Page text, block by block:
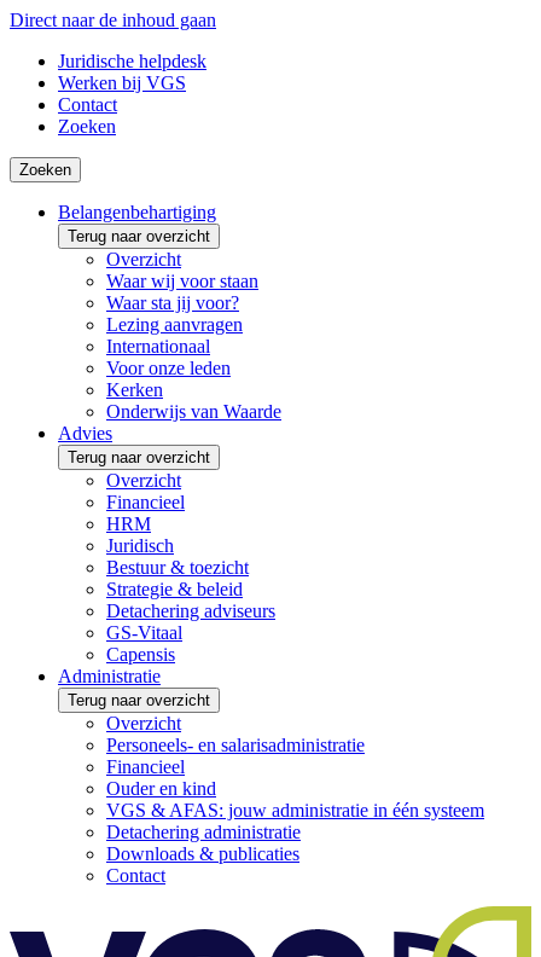
Direct naar de inhoud gaan
Juridische helpdesk
Werken bij VGS
Contact
Zoeken
Zoeken
Belangenbehartiging
Terug naar overzicht
Overzicht
Waar wij voor staan
Waar sta jij voor?
Lezing aanvragen
Internationaal
Voor onze leden
Kerken
Onderwijs van Waarde
Advies
Terug naar overzicht
Overzicht
Financieel
HRM
Juridisch
Bestuur & toezicht
Strategie & beleid
Detachering adviseurs
GS-Vitaal
Capensis
Administratie
Terug naar overzicht
Overzicht
Personeels- en salarisadministratie
Financieel
Ouder en kind
VGS & AFAS: jouw administratie in één systeem
Detachering administratie
Downloads & publicaties
Contact